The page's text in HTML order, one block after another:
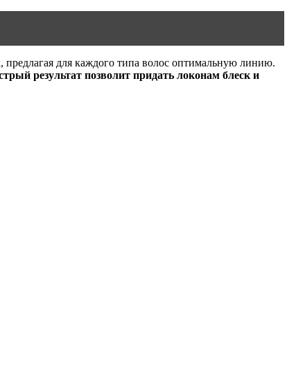
предлагая для каждого типа волос оптимальную линию.
результат позволит придать локонам блеск и